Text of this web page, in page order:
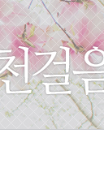
생리통
월경증후군 / 월경불순
난임 / 불임
갱년기